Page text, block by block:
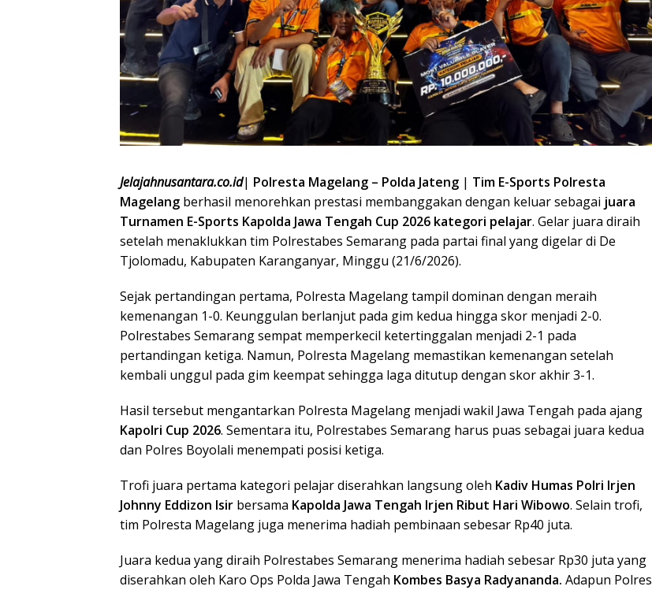
Jelajahnusantara.co.id| Polresta Magelang – Polda Jateng | Tim E-Sports Polresta
Magelang berhasil menorehkan prestasi membanggakan dengan keluar sebagai juara
Turnamen E-Sports Kapolda Jawa Tengah Cup 2026 kategori pelajar. Gelar juara diraih
setelah menaklukkan tim Polrestabes Semarang pada partai final yang digelar di De
Tjolomadu, Kabupaten Karanganyar, Minggu (21/6/2026).
Sejak pertandingan pertama, Polresta Magelang tampil dominan dengan meraih
kemenangan 1-0. Keunggulan berlanjut pada gim kedua hingga skor menjadi 2-0.
Polrestabes Semarang sempat memperkecil ketertinggalan menjadi 2-1 pada
pertandingan ketiga. Namun, Polresta Magelang memastikan kemenangan setelah
kembali unggul pada gim keempat sehingga laga ditutup dengan skor akhir 3-1.
Hasil tersebut mengantarkan Polresta Magelang menjadi wakil Jawa Tengah pada ajang
Kapolri Cup 2026. Sementara itu, Polrestabes Semarang harus puas sebagai juara kedua
dan Polres Boyolali menempati posisi ketiga.
Trofi juara pertama kategori pelajar diserahkan langsung oleh Kadiv Humas Polri Irjen
Johnny Eddizon Isir bersama Kapolda Jawa Tengah Irjen Ribut Hari Wibowo. Selain trofi,
tim Polresta Magelang juga menerima hadiah pembinaan sebesar Rp40 juta.
Juara kedua yang diraih Polrestabes Semarang menerima hadiah sebesar Rp30 juta yang
diserahkan oleh Karo Ops Polda Jawa Tengah Kombes Basya Radyananda. Adapun Polres